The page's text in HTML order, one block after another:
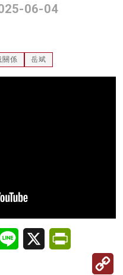
06-04
關係 岳斌
Line X